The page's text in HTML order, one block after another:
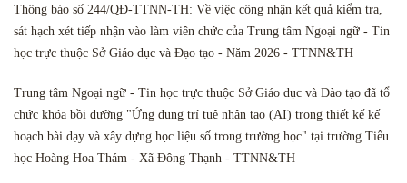
Thông báo số 244/QĐ-TTNN-TH: Về việc công nhận kết quả kiểm tra,
sát hạch xét tiếp nhận vào làm viên chức của Trung tâm Ngoại ngữ - Tin
học trực thuộc Sở Giáo dục và Đạo tạo - Năm 2026 - TTNN&TH
Trung tâm Ngoại ngữ - Tin học trực thuộc Sở Giáo dục và Đào tạo đã tổ
chức khóa bồi dưỡng "Ứng dụng trí tuệ nhân tạo (AI) trong thiết kế kế
hoạch bài dạy và xây dựng học liệu số trong trường học" tại trường Tiểu
học Hoàng Hoa Thám - Xã Đông Thạnh - TTNN&TH